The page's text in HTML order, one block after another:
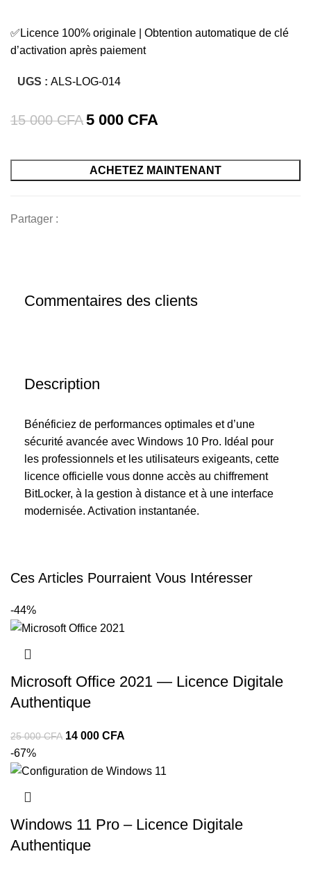
✅Licence 100% originale | Obtention automatique de clé
d’activation après paiement
UGS : ALS-LOG-014
15 000CFA5 000 CFA
ACHETEZ MAINTENANT
Partager :
Description
Bénéficiez de performances optimales et d’une
sécurité avancée avec Windows 10 Pro. Idéal pour
les professionnels et les utilisateurs exigeants, cette
licence officielle vous donne accès au chiffrement
BitLocker, à la gestion à distance et à une interface
modernisée. Activation instantanée.
Commentaires des clients
Ces Articles Pourraient Vous Intéresser
-44%
Microsoft Office 2021 — Licence Digitale
Authentique
25 000CFA 14 000 CFA
-67%
Windows 11 Pro – Licence Digitale
Authentique